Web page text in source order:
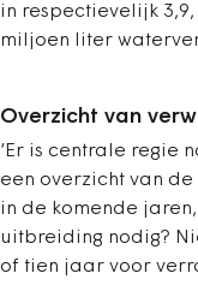
in respectievelijk 3,9,
miljoen liter
Overzicht van
‘Er is centrale regie
een overzicht van
in de komende
uitbreiding nodig?
of tien jaar voor